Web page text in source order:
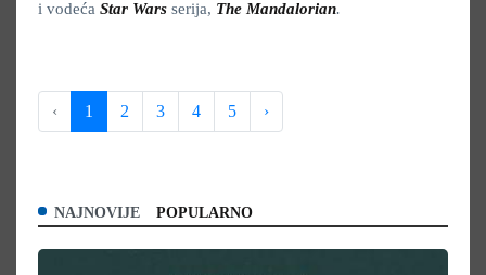
i vodeća Star Wars serija, The Mandalorian.
‹ 1 2 3 4 5 ›
NAJNOVIJE POPULARNO